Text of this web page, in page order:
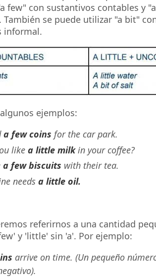
few" con sustantivos contables y
También se puede utilizar "a bit"
informal.
ejemplos:
a few coins for the car park.
like a little milkin your coffee?
a few biscuits with their tea.
needs a little oil.
referirnos a una cantidad
y 'little' sin 'a'. Por ejemplo:
arrive on time. (Un pequeño